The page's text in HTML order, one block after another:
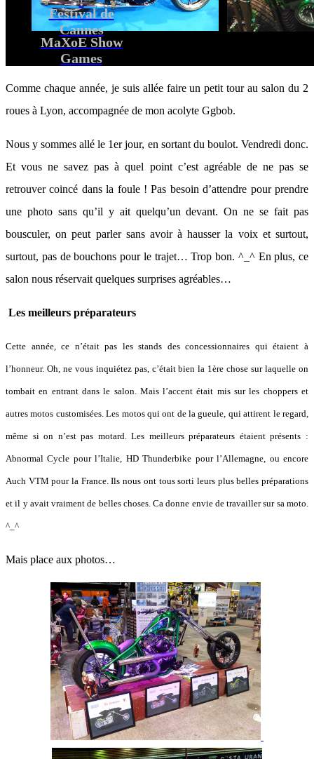
Festival de
Cannes
MaXoE Show
Games
Comme chaque année, je suis allée faire un petit tour au salon du 2
roues à Lyon, accompagnée de mon acolyte Ggbob.
Nous y sommes allé le 1er jour, en sortant du boulot. Vendredi donc.
Et vous ne savez pas à quel point c’est agréable de ne pas se
retrouver coincé dans la foule ! Pas besoin d’attendre pour prendre
une photo sans qu’il y ait quelqu’un devant. On ne se fait pas
bousculer, on peut parler sans avoir à hausser la voix et surtout,
surtout, pas de bouchons pour le trajet… Trop bon. ^_^ En plus, ce
salon nous réservait quelques surprises agréables…
Les meilleurs préparateurs
Cette année, ce n’était pas les stands des concessionnaires qui étaient à
l’honneur. Oh, ne vous inquiétez pas, c’était bien la 1ère chose sur laquelle on
tombait en entrant dans le salon. Mais l’accent était mis sur les choppers et
autres motos customisées. Les motos qui ont de la gueule, qui attirent le regard,
même si on n’est pas motard. Les meilleurs préparateurs étaient présents :
Abnormal Cycle pour l’Italie, HD Thunderbike pour l’Allemagne, ou encore
Auch VTM pour la France. Ils nous ont tous sorti leurs plus belles préparations
et il y avait vraiment de belles choses. Ca donne envie de travailler sur sa moto.
^_^
Mais place aux photos…